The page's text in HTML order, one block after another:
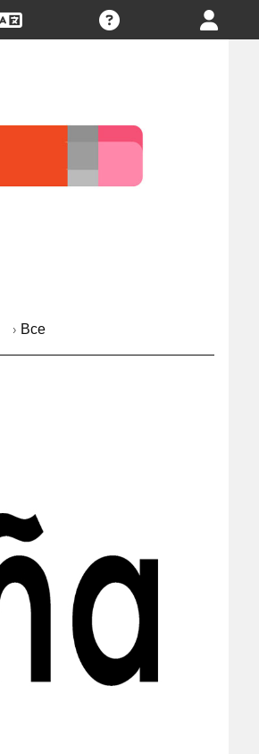
› Все